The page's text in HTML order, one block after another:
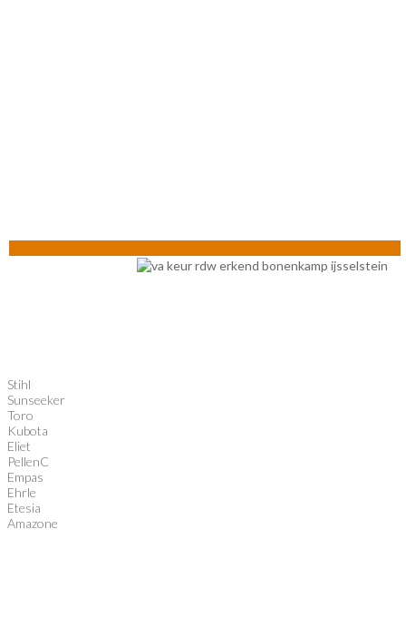
Stihl
Sunseeker
Toro
Kubota
Eliet
PellenC
Empas
Ehrle
Etesia
Amazone